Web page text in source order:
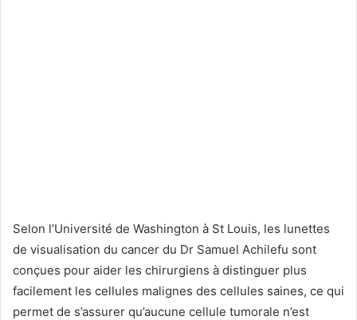
Selon l’Université de Washington à St Louis, les lunettes
de visualisation du cancer du Dr Samuel Achilefu sont
conçues pour aider les chirurgiens à distinguer plus
facilement les cellules malignes des cellules saines, ce qui
permet de s’assurer qu’aucune cellule tumorale n’est